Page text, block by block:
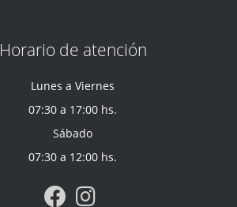
Horario de atención
Lunes a Viernes
07:30 a 17:00 hs.
Sábado
07:30 a 12:00 hs.